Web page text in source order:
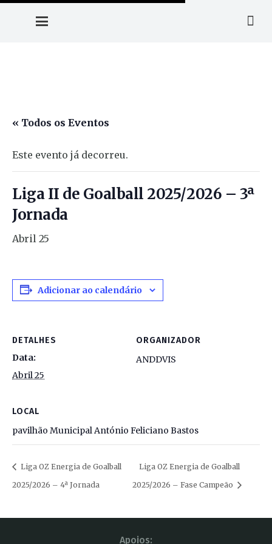
« Todos os Eventos
Este evento já decorreu.
Liga II de Goalball 2025/2026 – 3ª
Jornada
Abril 25
Adicionar ao calendário
DETALHES
Data:
Abril 25
ORGANIZADOR
ANDDVIS
LOCAL
pavilhão Municipal António Feliciano Bastos
Liga OZ Energia de Goalball
2025/2026 – 4ª Jornada
Liga OZ Energia de Goalball
2025/2026 – Fase Campeão
Apoios: